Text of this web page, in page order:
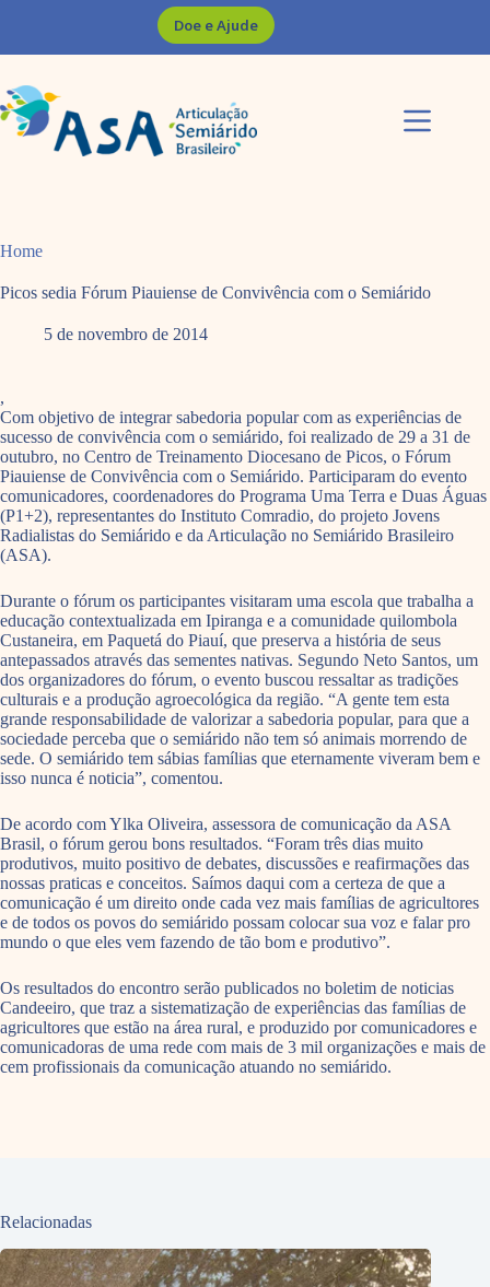
Doe e Ajude
Home
Picos sedia Fórum Piauiense de Convivência com o Semiárido
5 de novembro de 2014
,
Com objetivo de integrar sabedoria popular com as experiências de
sucesso de convivência com o semiárido, foi realizado de 29 a 31 de
outubro, no Centro de Treinamento Diocesano de Picos, o Fórum
Piauiense de Convivência com o Semiárido. Participaram do evento
comunicadores, coordenadores do Programa Uma Terra e Duas Águas
(P1+2), representantes do Instituto Comradio, do projeto Jovens
Radialistas do Semiárido e da Articulação no Semiárido Brasileiro
(ASA).
Durante o fórum os participantes visitaram uma escola que trabalha a
educação contextualizada em Ipiranga e a comunidade quilombola
Custaneira, em Paquetá do Piauí, que preserva a história de seus
antepassados através das sementes nativas. Segundo Neto Santos, um
dos organizadores do fórum, o evento buscou ressaltar as tradições
culturais e a produção agroecológica da região. “A gente tem esta
grande responsabilidade de valorizar a sabedoria popular, para que a
sociedade perceba que o semiárido não tem só animais morrendo de
sede. O semiárido tem sábias famílias que eternamente viveram bem e
isso nunca é noticia”, comentou.
De acordo com Ylka Oliveira, assessora de comunicação da ASA
Brasil, o fórum gerou bons resultados. “Foram três dias muito
produtivos, muito positivo de debates, discussões e reafirmações das
nossas praticas e conceitos. Saímos daqui com a certeza de que a
comunicação é um direito onde cada vez mais famílias de agricultores
e de todos os povos do semiárido possam colocar sua voz e falar pro
mundo o que eles vem fazendo de tão bom e produtivo”.
Os resultados do encontro serão publicados no boletim de noticias
Candeeiro, que traz a sistematização de experiências das famílias de
agricultores que estão na área rural, e produzido por comunicadores e
comunicadoras de uma rede com mais de 3 mil organizações e mais de
cem profissionais da comunicação atuando no semiárido.
Relacionadas